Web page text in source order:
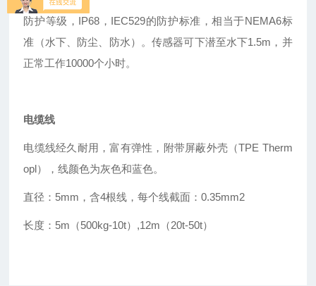
防护等级，IP68，IEC529的防护标准，相当于NEMA6标
准（水下、防尘、防水）。传感器可下潜至水下1.5m，并
正常工作10000个小时。
电缆线
电缆线经久耐用，富有弹性，附带屏蔽外壳（TPE Therm
opl），线颜色为灰色和蓝色。
直径：5mm，含4根线，每个线截面：0.35mm2
长度：5m（500kg-10t） ,12m（20t-50t）